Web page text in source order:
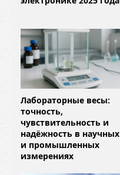
Лабораторные весы:
точность,
чувствительность и
надёжность в научных
и промышленных
измерениях